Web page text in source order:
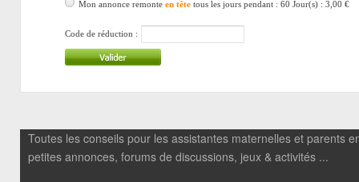
Mon annonce remonte en tête tous les jours pendant : 60 Jour(s) : 3,00 €
Code de réduction :
Toutes les conseils pour les assistantes maternelles et parents
petites annonces, forums de discussions, jeux & activités ...